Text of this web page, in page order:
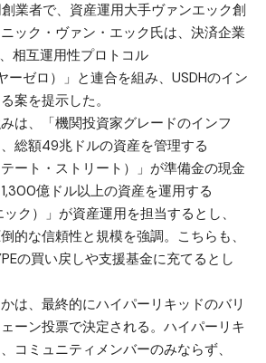
業者で、資産運用大手ヴァンエック創
ック・ヴァン・エック氏は、決済企業
相互運用性プロトコル
ーゼロ）」と連合を組み、USDHのイン
案を提示した。
は、「機関投資家グレードのインフ
総額49兆ドルの資産を管理する
ート・ストリート）」が準備金の現金
億ドル以上の資産を運用する
ック）」が資産運用を担当するとし、
的な信頼性と規模を強調。こちらも、
の買い戻しや支援基金に充てるとし
は、最終的にハイパーリキッドのバリ
ーン投票で決定される。ハイパーリキ
コミュニティメンバーのみならず、